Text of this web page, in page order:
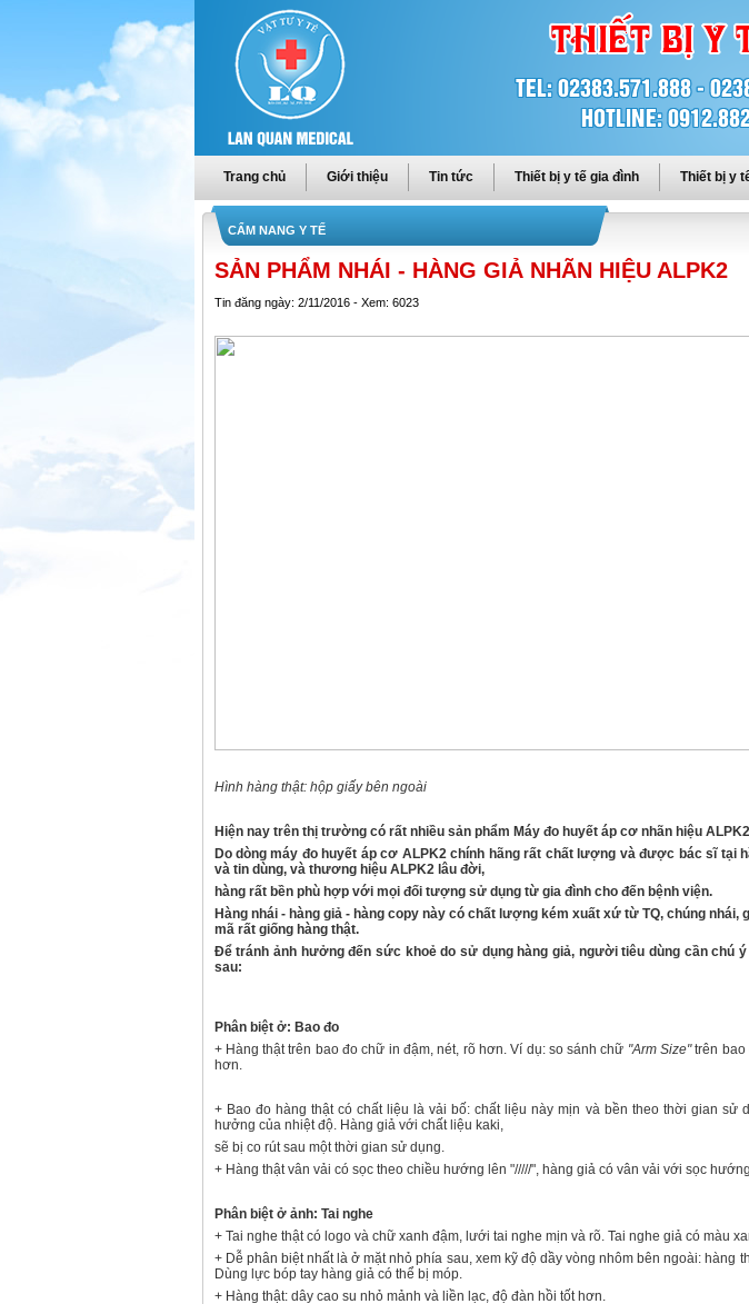
Trang chủ Giới thiệu Tin tức Thiết bị y tế gia đình Thiết bị y
CẨM NANG Y TẾ
SẢN PHẨM NHÁI - HÀNG GIẢ NHÃN HIỆU ALPK2
Tin đăng ngày: 2/11/2016 - Xem: 6023
Hình hàng thật: hộp giấy bên ngoài
Hiện nay trên thị trường có rất nhiều sản phẩm Máy đo huyết áp cơ nhãn hiệu
Do dòng máy đo huyết áp cơ ALPK2 chính hãng rất chất lượng và được bác sĩ tại
và tin dùng, và thương hiệu ALPK2 lâu đời,
hàng rất bền phù hợp với mọi đối tượng sử dụng từ gia đình cho đến bệnh viện.
Hàng nhái - hàng giả - hàng copy này có chất lượng kém xuất xứ từ TQ, chúng nhái,
mã rất giống hàng thật.
Để tránh ảnh hưởng đến sức khoẻ do sử dụng hàng giả, người tiêu dùng cần chú
sau:
Phân biệt ở: Bao đo
+ Hàng thật trên bao đo chữ in đậm, nét, rõ hơn. Ví dụ: so sánh chữ "Arm Size"trên bao
hơn.
+ Bao đo hàng thật có chất liệu là vải bố: chất liệu này mịn và bền theo thời gian sử
hưởng của nhiệt độ. Hàng giả với chất liệu kaki,
sẽ bị co rút sau một thời gian sử dụng.
+ Hàng thật vân vải có sọc theo chiều hướng lên "/////", hàng giả có vân vải với sọc
Phân biệt ở ảnh: Tai nghe
+ Tai nghe thật có logo và chữ xanh đậm, lưới tai nghe mịn và rõ. Tai nghe giả có màu
+ Dễ phân biệt nhất là ở mặt nhỏ phía sau, xem kỹ độ dầy vòng nhôm bên ngoài: hàng
Dùng lực bóp tay hàng giả có thể bị móp.
+ Hàng thật: dây cao su nhỏ mảnh và liền lạc, độ đàn hồi tốt hơn.